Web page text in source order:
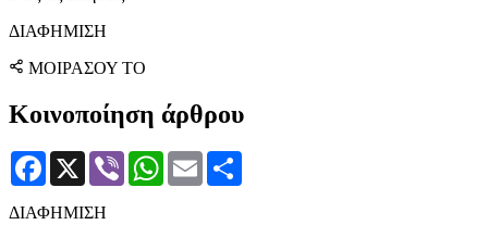
ΔΙΑΦΗΜΙΣΗ
ΜΟΙΡΑΣΟΥ ΤΟ
Κοινοποίηση άρθρου
Facebook
X Viber WhatsApp
Email
ΔΙΑΦΗΜΙΣΗ